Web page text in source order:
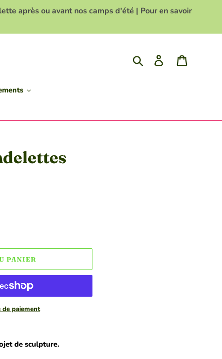
après ou avant nos camps d'été | Pour en savoir
RechercherSe connecter
PANIER
de paiement
de sculpture.